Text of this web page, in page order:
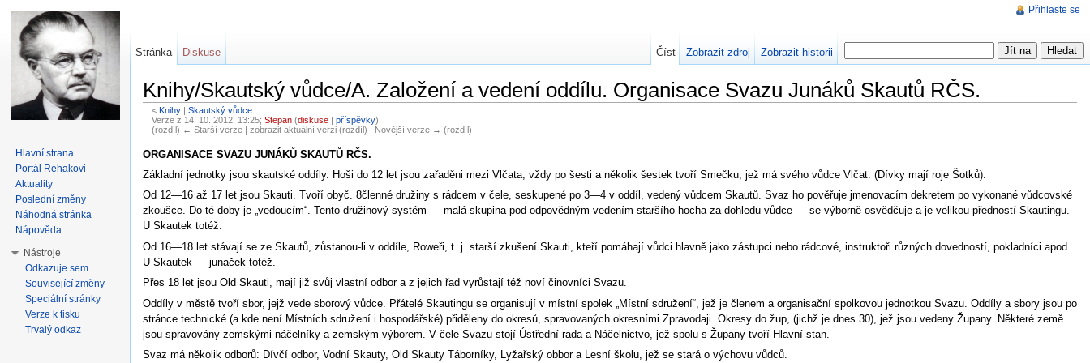
Knihy/Skautský vůdce/A. Založení a vedení oddílu. Organisace Svazu Junáků Skautů RČS.
< Knihy| Skautský vůdce
Verze z 14. 10. 2012, 13:25; Stepan (diskuse| příspěvky)
(rozdíl) ← Starší verze | zobrazit aktuální verzi (rozdíl) | Novější verze → (rozdíl)
ORGANISACE SVAZU JUNÁKŮ SKAUTŮ RČS.
Základní jednotky jsou skautské oddíly. Hoši do 12 let jsou zařaděni mezi Vlčata, vždy po šesti a několik šestek tvoří Smečku, jež má svého vůdce Vlčat. (Dívky mají roje Šotků).
Od 12—16 až 17 let jsou Skauti. Tvoří obyč. 8členné družiny s rádcem v čele, seskupené po 3—4 v oddíl, vedený vůdcem Skautů. Svaz ho pověřuje jmenovacím dekretem po vykonané vůdcovské
zkoušce. Do té doby je „vedoucím“. Tento družinový systém — malá skupina pod odpovědným vedením staršího hocha za dohledu vůdce — se výborně osvědčuje a je velikou předností Skautingu.
U Skautek totéž.
Od 16—18 let stávají se ze Skautů, zůstanou-li v oddíle, Roweři, t. j. starší zkušení Skauti, kteří pomáhají vůdci hlavně jako zástupci nebo rádcové, instruktoři různých dovedností, pokladníci apod.
U Skautek — junaček totéž.
Přes 18 let jsou Old Skauti, mají již svůj vlastní odbor a z jejich řad vyrůstají též noví činovníci Svazu.
Oddíly v městě tvoří sbor, jejž vede sborový vůdce. Přátelé Skautingu se organisují v místní spolek „Místní sdružení“, jež je členem a organisační spolkovou jednotkou Svazu. Oddíly a sbory jsou po
stránce technické (a kde není Místních sdružení i hospodářské) přiděleny do okresů, spravovaných okresními Zpravodaji. Okresy do žup, (jichž je dnes 30), jež jsou vedeny Župany. Některé země
jsou spravovány zemskými náčelníky a zemským výborem. V čele Svazu stojí Ústřední rada a Náčelnictvo, jež spolu s Župany tvoří Hlavní stan.
Svaz má několik odborů: Dívčí odbor, Vodní Skauty, Old Skauty Táborníky, Lyžařský obbor a Lesní školu, jež se stará o výchovu vůdců.
Přihlaste se
Stránka Diskuse Číst Zobrazit zdroj Zobrazit historii
Hlavní strana
Portál Rehakovi
Aktuality
Poslední změny
Náhodná stránka
Nápověda
Nástroje
Odkazuje sem
Související změny
Speciální stránky
Verze k tisku
Trvalý odkaz